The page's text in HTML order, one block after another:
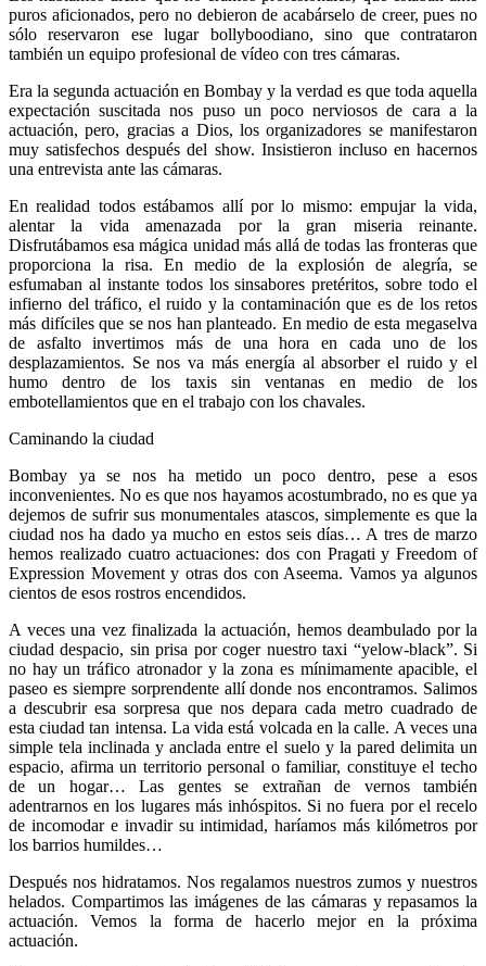
puros aficionados, pero no debieron de acabárselo de creer, pues no
sólo reservaron ese lugar bollyboodiano, sino que contrataron
también un equipo profesional de vídeo con tres cámaras.
Era la segunda actuación en Bombay y la verdad es que toda aquella
expectación suscitada nos puso un poco nerviosos de cara a la
actuación, pero, gracias a Dios, los organizadores se manifestaron
muy satisfechos después del show. Insistieron incluso en hacernos
una entrevista ante las cámaras.
En realidad todos estábamos allí por lo mismo: empujar la vida,
alentar la vida amenazada por la gran miseria reinante.
Disfrutábamos esa mágica unidad más allá de todas las fronteras que
proporciona la risa. En medio de la explosión de alegría, se
esfumaban al instante todos los sinsabores pretéritos, sobre todo el
infierno del tráfico, el ruido y la contaminación que es de los retos
más difíciles que se nos han planteado. En medio de esta megaselva
de asfalto invertimos más de una hora en cada uno de los
desplazamientos. Se nos va más energía al absorber el ruido y el
humo dentro de los taxis sin ventanas en medio de los
embotellamientos que en el trabajo con los chavales.
Caminando la ciudad
Bombay ya se nos ha metido un poco dentro, pese a esos
inconvenientes. No es que nos hayamos acostumbrado, no es que ya
dejemos de sufrir sus monumentales atascos, simplemente es que la
ciudad nos ha dado ya mucho en estos seis días… A tres de marzo
hemos realizado cuatro actuaciones: dos con Pragati y Freedom of
Expression Movement y otras dos con Aseema. Vamos ya algunos
cientos de esos rostros encendidos.
A veces una vez finalizada la actuación, hemos deambulado por la
ciudad despacio, sin prisa por coger nuestro taxi “yelow-black”. Si
no hay un tráfico atronador y la zona es mínimamente apacible, el
paseo es siempre sorprendente allí donde nos encontramos. Salimos
a descubrir esa sorpresa que nos depara cada metro cuadrado de
esta ciudad tan intensa. La vida está volcada en la calle. A veces una
simple tela inclinada y anclada entre el suelo y la pared delimita un
espacio, afirma un territorio personal o familiar, constituye el techo
de un hogar… Las gentes se extrañan de vernos también
adentrarnos en los lugares más inhóspitos. Si no fuera por el recelo
de incomodar e invadir su intimidad, haríamos más kilómetros por
los barrios humildes…
Después nos hidratamos. Nos regalamos nuestros zumos y nuestros
helados. Compartimos las imágenes de las cámaras y repasamos la
actuación. Vemos la forma de hacerlo mejor en la próxima
actuación.